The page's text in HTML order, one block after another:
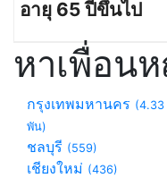
หาเพื่อน
กรุงเทพมหานคร (4.33
พัน)
ชลบุรี (559)
เชียงใหม่ (436)